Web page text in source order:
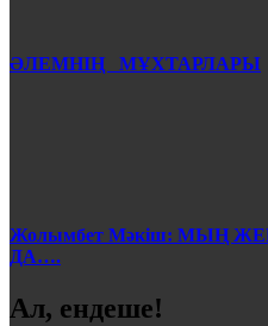
ӘЛЕМНІҢ МҰХТАРЛАРЫ
Жолымбет Мәкіш: МЫҢ
ДА….
Ал, ендеше!